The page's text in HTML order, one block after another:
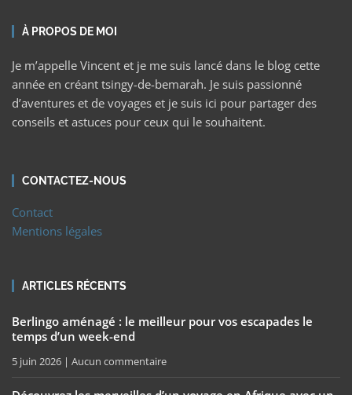
À PROPOS DE MOI
Je m’appelle Vincent et je me suis lancé dans le blog cette
année en créant tsingy-de-bemarah. Je suis passionné
d’aventures et de voyages et je suis ici pour partager des
conseils et astuces pour ceux qui le souhaitent.
CONTACTEZ-NOUS
Contact
Mentions légales
ARTICLES RÉCENTS
Berlingo aménagé : le meilleur pour vos escapades le
temps d’un week-end
5 juin 2026 Aucun commentaire